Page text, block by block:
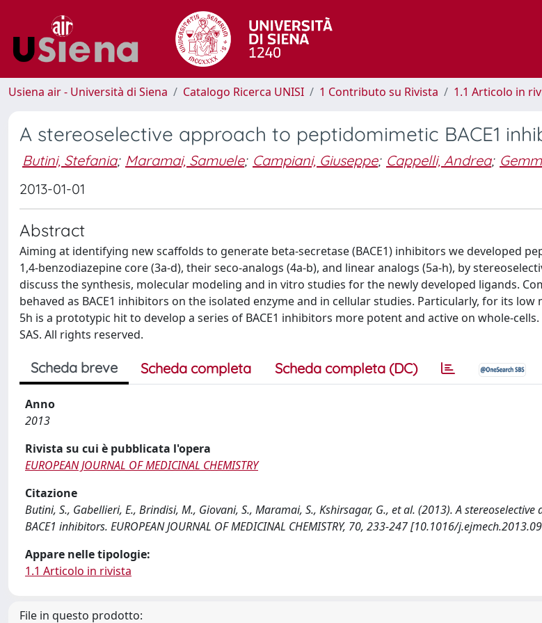
Usiena air - Università di Siena Catalogo Ricerca UNISI 1 Contributo su Rivista 1.1 Articolo in
A stereoselective approach to peptidomimetic BACE1
Butini, Stefania; Maramai, Samuele; Campiani, Giuseppe; Cappelli, Andrea;
2013-01-01
Abstract
Aiming at identifying new scaffolds to generate beta-secretase (BACE1) inhibitors we developed
1,4-benzodiazepine core (3a-d), their seco-analogs (4a-b), and linear analogs (5a-h), by
discuss the synthesis, molecular modeling and in vitro studies for the newly developed ligands.
behaved as BACE1 inhibitors on the isolated enzyme and in cellular studies. Particularly, for its
5h is a prototypic hit to develop a series of BACE1 inhibitors more potent and active on whole-
SAS. All rights reserved.
Scheda breve Scheda completa Scheda completa (DC)
Anno
2013
Rivista su cui è pubblicata l'opera
EUROPEAN JOURNAL OF MEDICINAL CHEMISTRY
Citazione
Butini, S., Gabellieri, E., Brindisi, M., Giovani, S., Maramai, S., Kshirsagar, G., et al. (2013). A
BACE1 inhibitors. EUROPEAN JOURNAL OF MEDICINAL CHEMISTRY, 70, 233-247 [10.1016/
Appare nelle tipologie:
1.1 Articolo in rivista
File in questo prodotto: